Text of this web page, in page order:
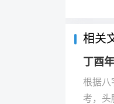
相关
丁酉
根据八
考，头